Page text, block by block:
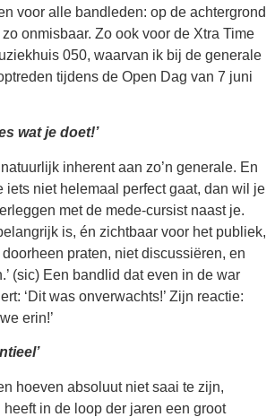
voor alle bandleden: op de achtergrond
onmisbaar. Zo ook voor de Xtra Time
050, waarvan ik bij de generale
tijdens de Open Dag van 7 juni
wat je doet!’
inherent aan zo’n generale. En
iets niet helemaal perfect gaat, dan wil je
met de mede-cursist naast je.
is, én zichtbaar voor het publiek,
doorheen praten, niet discussiëren, en
(sic) Een bandlid dat even in de war
‘Dit was onverwachts!’ Zijn reactie:
erin!’
hoeven absoluut niet saai te zijn,
heeft in de loop der jaren een groot